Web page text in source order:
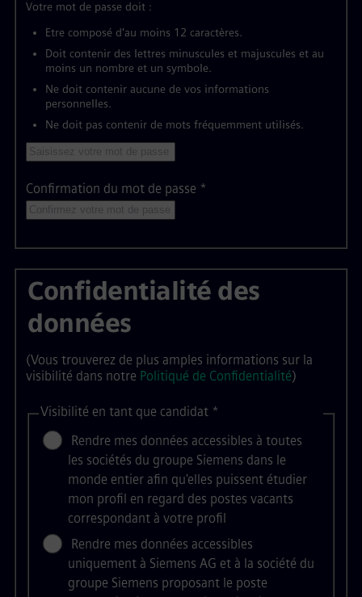
Votre mot de passe doit :
Etre composé d'au moins 12 caractères.
Doit contenir des lettres minuscules et majuscules et au
moins un nombre et un symbole.
Ne doit contenir aucune de vos informations
personnelles.
Ne doit pas contenir de mots fréquemment utilisés.
Confirmation du mot de passe *
Confidentialité des
données
(Vous trouverez de plus amples informations sur la
visibilité dans notre Politiqué de Confidentialité)
Visibilité en tant que candidat *
Rendre mes données accessibles à toutes
les sociétés du groupe Siemens dans le
monde entier afin qu'elles puissent étudier
mon profil en regard des postes vacants
correspondant à votre profil
Rendre mes données accessibles
uniquement à Siemens AG et à la société du
groupe Siemens proposant le poste